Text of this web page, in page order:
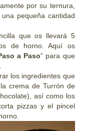
por su ternura,
pequeña cantidad
que os llevará 5
de horno. Aquí os
a Paso” para que
los ingredientes que
crema de Turrón de
así como los
pizzas y el pincel